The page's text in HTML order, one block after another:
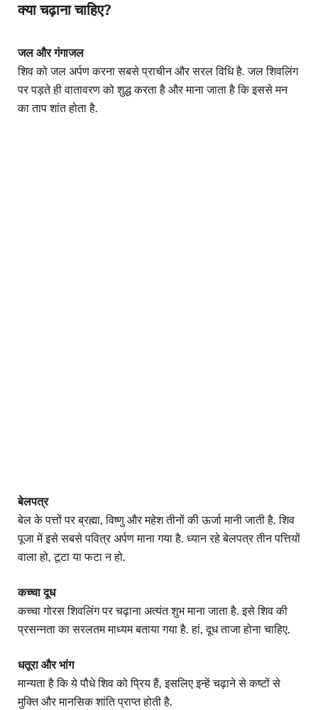
क्या चढ़ाना चाहिए?
जल और गंगाजल
शिव को जल अर्पण करना सबसे प्राचीन और सरल विधि है. जल शिवलिंग
पर पड़ते ही वातावरण को शुद्ध करता है और माना जाता है कि इससे मन
का ताप शांत होता है.
बेलपत्र
बेल के पत्तों पर ब्रह्मा, विष्णु और महेश तीनों की ऊर्जा मानी जाती है. शिव
पूजा में इसे सबसे पवित्र अर्पण माना गया है. ध्यान रहे बेलपत्र तीन पत्तियों
वाला हो, टूटा या फटा न हो.
कच्चा दूध
कच्चा गोरस शिवलिंग पर चढ़ाना अत्यंत शुभ माना जाता है. इसे शिव की
प्रसन्नता का सरलतम माध्यम बताया गया है. हां, दूध ताजा होना चाहिए.
धतूरा और भांग
मान्यता है कि ये पौधे शिव को प्रिय हैं, इसलिए इन्हें चढ़ाने से कष्टों से
मुक्ति और मानसिक शांति प्राप्त होती है.